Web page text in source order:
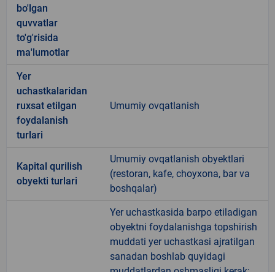
bo'lgan
quvvatlar
to'g'risida
ma'lumotlar
Yer
uchastkalaridan
ruxsat etilgan
foydalanish
turlari
Umumiy ovqatlanish
Kapital qurilish
obyekti turlari
Umumiy ovqatlanish obyektlari
(restoran, kafe, choyxona, bar va
boshqalar)
Yer uchastkasida barpo etiladigan
obyektni foydalanishga topshirish
muddati yer uchastkasi ajratilgan
sanadan boshlab quyidagi